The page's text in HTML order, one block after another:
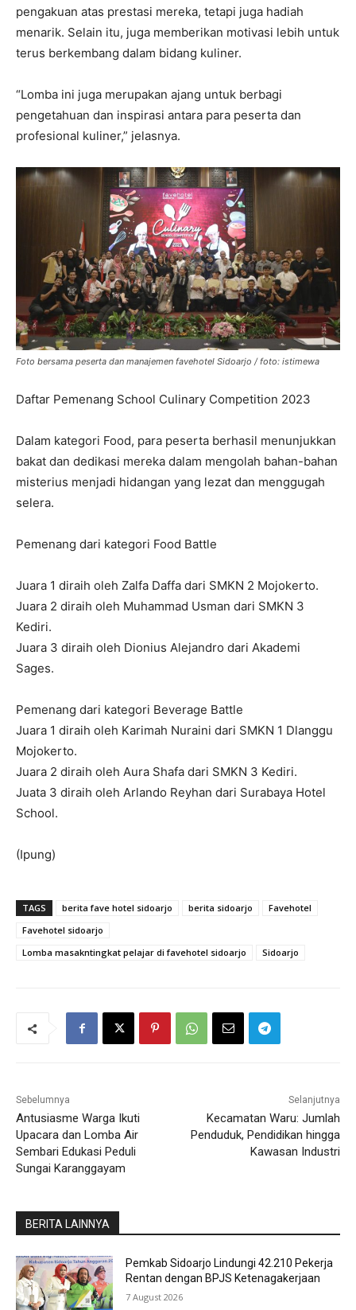
pengakuan atas prestasi mereka, tetapi juga hadiah
menarik. Selain itu, juga memberikan motivasi lebih untuk
terus berkembang dalam bidang kuliner.
“Lomba ini juga merupakan ajang untuk berbagi
pengetahuan dan inspirasi antara para peserta dan
profesional kuliner,” jelasnya.
Foto bersama peserta dan manajemen favehotel Sidoarjo / foto: istimewa
Daftar Pemenang School Culinary Competition 2023
Dalam kategori Food, para peserta berhasil menunjukkan
bakat dan dedikasi mereka dalam mengolah bahan-bahan
misterius menjadi hidangan yang lezat dan menggugah
selera.
Pemenang dari kategori Food Battle
Juara 1 diraih oleh Zalfa Daffa dari SMKN 2 Mojokerto.
Juara 2 diraih oleh Muhammad Usman dari SMKN 3
Kediri.
Juara 3 diraih oleh Dionius Alejandro dari Akademi
Sages.
Pemenang dari kategori Beverage Battle
Juara 1 diraih oleh Karimah Nuraini dari SMKN 1 Dlanggu
Mojokerto.
Juara 2 diraih oleh Aura Shafa dari SMKN 3 Kediri.
Juata 3 diraih oleh Arlando Reyhan dari Surabaya Hotel
School.
(Ipung)
TAGS berita fave hotel sidoarjo berita sidoarjo
Favehotel
Favehotel sidoarjo
Lomba masakntingkat pelajar di favehotel sidoarjo
Sidoarjo
Sebelumnya
Antusiasme Warga Ikuti
Upacara dan Lomba Air
Sembari Edukasi Peduli
Sungai Karanggayam
Selanjutnya
Kecamatan Waru: Jumlah
Penduduk, Pendidikan hingga
Kawasan Industri
BERITA LAINNYA
Pemkab Sidoarjo Lindungi 42.210 Pekerja
Rentan dengan BPJS Ketenagakerjaan
7 August 2026